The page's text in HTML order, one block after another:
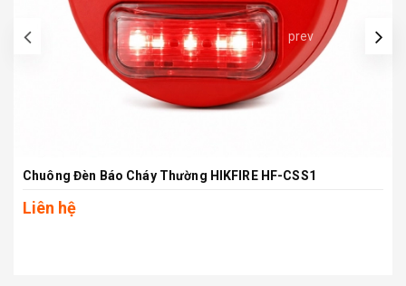
Chuông Đèn Báo Cháy Thường HIKFIRE HF-CSS1
Liên hệ
prev